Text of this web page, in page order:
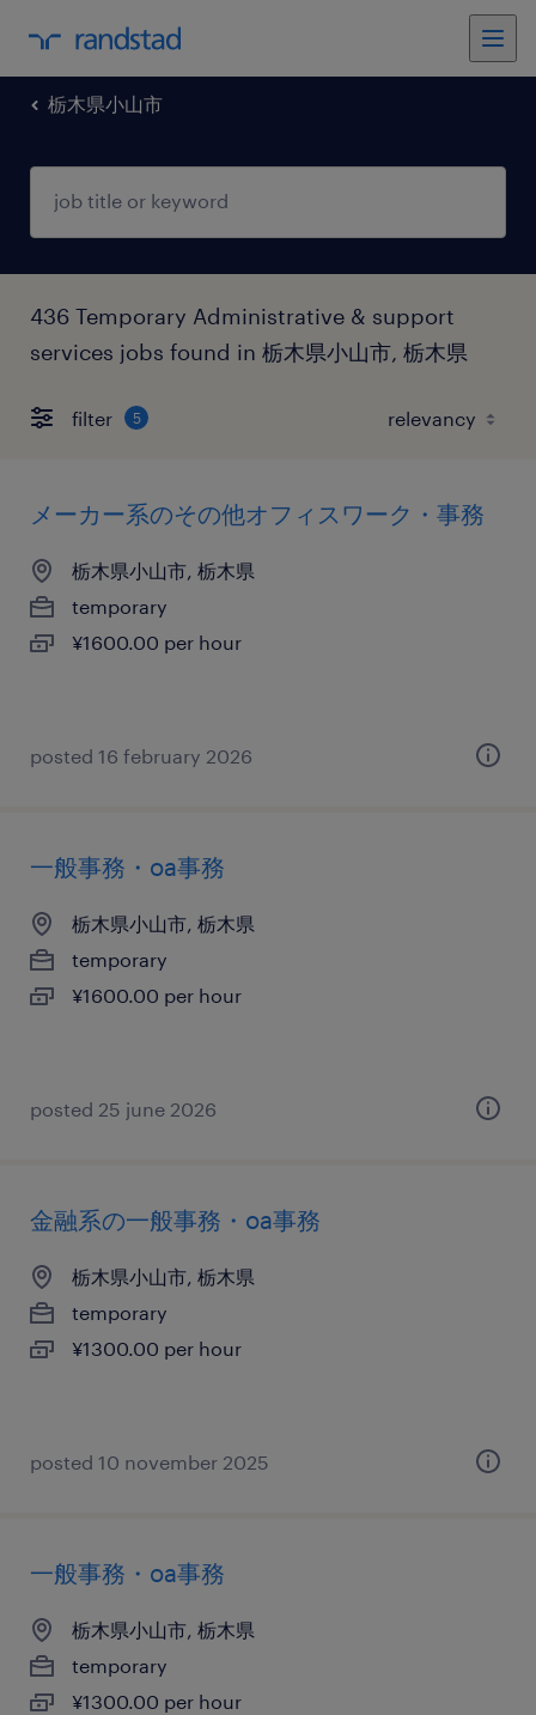
栃木県小山市
436 Temporary Administrative & support
services jobs found in 栃木県小山市, 栃木県
filter 5
メーカー系のその他オフィスワーク・事務
栃木県小山市, 栃木県
temporary
¥1600.00 per hour
posted 16 february 2026
一般事務・oa事務
栃木県小山市, 栃木県
temporary
¥1600.00 per hour
posted 25 june 2026
金融系の一般事務・oa事務
栃木県小山市, 栃木県
temporary
¥1300.00 per hour
posted 10 november 2025
一般事務・oa事務
栃木県小山市, 栃木県
temporary
¥1300.00 per hour